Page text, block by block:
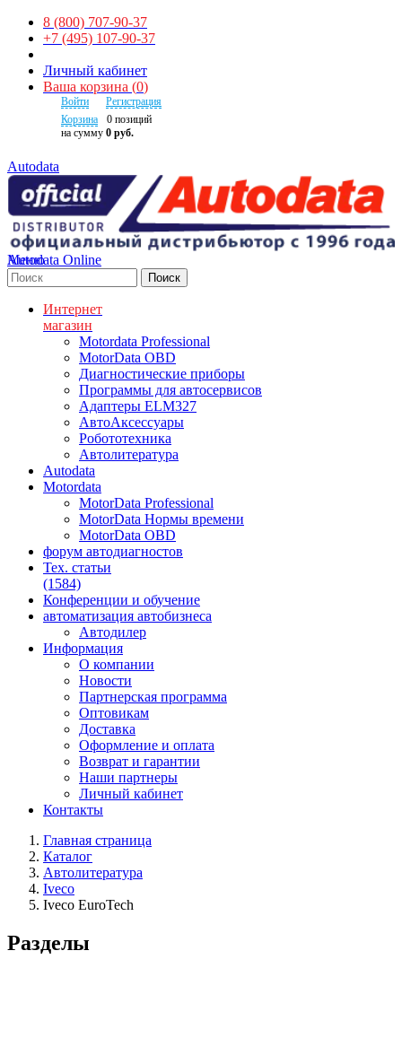
8 (800) 707-90-37
+7 (495) 107-90-37
Личный кабинет
Ваша корзина (0)
Войти
Регистрация
Корзина
0 позиций
на сумму 0 руб.
Autodata
Autodata Online
Меню
Поиск
Интернет
магазин
Motordata Professional
MotorData OBD
Диагностические приборы
Программы для автосервисов
Адаптеры ELM327
АвтоАксессуары
Робототехника
Автолитература
Autodata
Motordata
MotorData Professional
MotorData Нормы времени
MotorData OBD
форум автодиагностов
Тех. статьи
(1584)
Конференции и обучение
автоматизация автобизнеса
Автодилер
Информация
О компании
Новости
Партнерская программа
Оптовикам
Доставка
Оформление и оплата
Возврат и гарантии
Наши партнеры
Личный кабинет
Контакты
Главная страница
Каталог
Автолитература
Iveco
Iveco EuroTech
Разделы